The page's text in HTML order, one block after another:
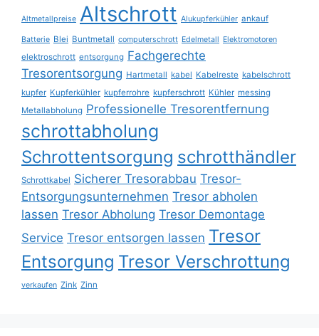
Altmetallpreise Altschrott Alukupferkühler ankauf
Batterie Blei Buntmetall computerschrott Edelmetall Elektromotoren
elektroschrott entsorgung Fachgerechte
Tresorentsorgung Hartmetall kabel Kabelreste kabelschrott
kupfer Kupferkühler kupferrohre kupferschrott Kühler messing
Metallabholung Professionelle Tresorentfernung
schrottabholung
Schrottentsorgung schrotthändler
Schrottkabel Sicherer Tresorabbau Tresor-
Entsorgungsunternehmen Tresor abholen
lassen Tresor Abholung Tresor Demontage
Service Tresor entsorgen lassen Tresor
Entsorgung Tresor Verschrottung
verkaufen Zink Zinn